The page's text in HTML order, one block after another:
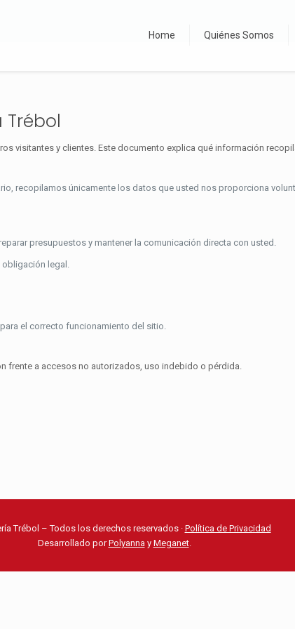
Home Quiénes Somos
visitantes y clientes. Este documento explica qué información
recopilamos únicamente los datos que usted nos proporciona
presupuestos y mantener la comunicación directa con usted.
obligación legal.
el correcto funcionamiento del sitio.
frente a accesos no autorizados, uso indebido o pérdida.
Trébol – Todos los derechos reservados · Política de Privacidad
Desarrollado porPolyannay Meganet.